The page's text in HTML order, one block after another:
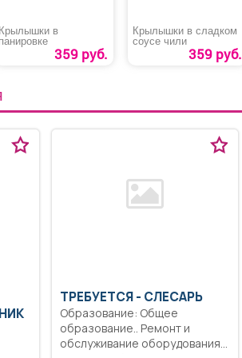
в
359 руб.
Крылышки в сладком
соусе чили
359 руб.
ТРЕБУЕТСЯ - СЛЕСАРЬ
Образование: Общее
образование.. Ремонт и
обслуживание оборудования..